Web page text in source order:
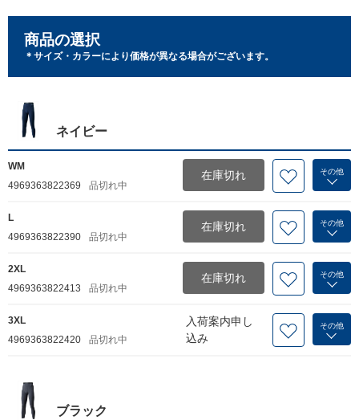
商品の選択
＊サイズ・カラーにより価格が異なる場合がございます。
ネイビー
WM
4969363822369
品切れ中
在庫切れ その他
L
4969363822390
品切れ中
在庫切れ その他
2XL
4969363822413
品切れ中
在庫切れ その他
3XL
4969363822420
品切れ中
入荷案内申し
込み
その他
ブラック